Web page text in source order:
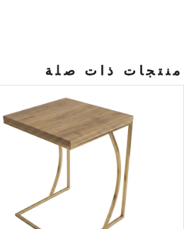
منتجات ذات صلة